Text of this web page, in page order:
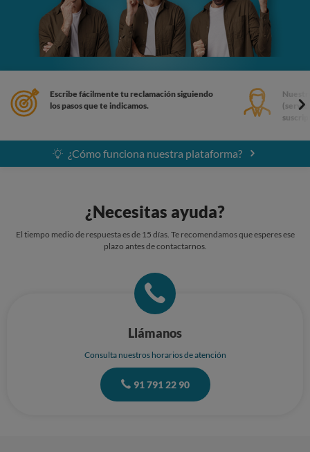
Escribe fácilmente tu reclamación siguiendo
los pasos que te indicamos.
¿Cómo funciona nuestra plataforma?
¿Necesitas ayuda?
El tiempo medio de respuesta es de 15 días. Te recomendamos que esperes ese
plazo antes de contactarnos.
Llámanos
Consulta nuestros horarios de atención
91 791 22 90